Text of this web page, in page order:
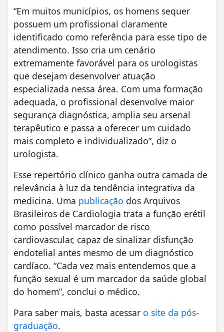
“Em muitos municípios, os homens sequer
possuem um profissional claramente
identificado como referência para esse tipo de
atendimento. Isso cria um cenário
extremamente favorável para os urologistas
que desejam desenvolver atuação
especializada nessa área. Com uma formação
adequada, o profissional desenvolve maior
segurança diagnóstica, amplia seu arsenal
terapêutico e passa a oferecer um cuidado
mais completo e individualizado”, diz o
urologista.
Esse repertório clínico ganha outra camada de
relevância à luz da tendência integrativa da
medicina. Uma publicação dos Arquivos
Brasileiros de Cardiologia trata a função erétil
como possível marcador de risco
cardiovascular, capaz de sinalizar disfunção
endotelial antes mesmo de um diagnóstico
cardíaco. “Cada vez mais entendemos que a
função sexual é um marcador da saúde global
do homem”, conclui o médico.
Para saber mais, basta acessar o site da pós-
graduação.